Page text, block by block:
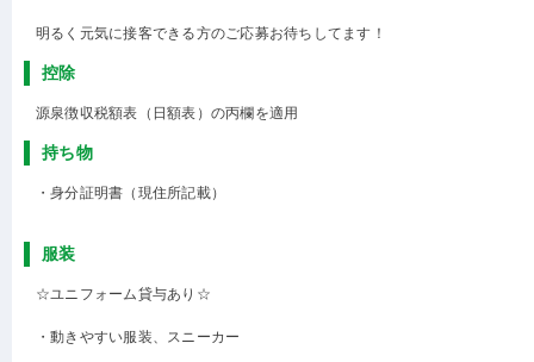
明るく元気に接客できる方のご応募お待ちしてます！
控除
源泉徴収税額表（日額表）の丙欄を適用
持ち物
・身分証明書（現住所記載）
服装
☆ユニフォーム貸与あり☆
・動きやすい服装、スニーカー